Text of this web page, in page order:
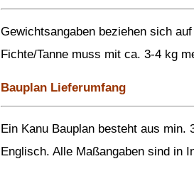
Gewichtsangaben beziehen sich
Fichte/Tanne muss mit ca. 3-4 kg
Bauplan Lieferumfang
Ein Kanu Bauplan besteht aus min.
Englisch. Alle Maßangaben sind in